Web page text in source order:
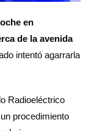
en
de la avenida
intentó agarrarla
Radioeléctrico
procedimiento